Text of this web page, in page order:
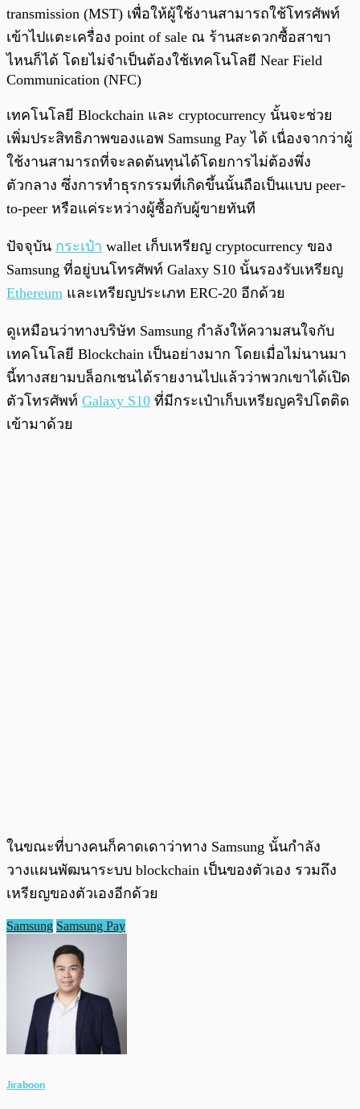
transmission (MST) เพื่อให้ผู้ใช้งานสามารถใช้โทรศัพท์
เข้าไปแตะเครื่อง point of sale ณ ร้านสะดวกซื้อสาขา
ไหนก็ได้ โดยไม่จำเป็นต้องใช้เทคโนโลยี Near Field
Communication (NFC)
เทคโนโลยี Blockchain และ cryptocurrency นั้นจะช่วย
เพิ่มประสิทธิภาพของแอพ Samsung Pay ได้ เนื่องจากว่าผู้
ใช้งานสามารถที่จะลดต้นทุนได้โดยการไม่ต้องพึ่ง
ตัวกลาง ซึ่งการทำธุรกรรมที่เกิดขึ้นนั้นถือเป็นแบบ peer-
to-peer หรือแค่ระหว่างผู้ซื้อกับผู้ขายทันที
ปัจจุบัน กระเป๋า wallet เก็บเหรียญ cryptocurrency ของ
Samsung ที่อยู่บนโทรศัพท์ Galaxy S10 นั้นรองรับเหรียญ
Ethereum และเหรียญประเภท ERC-20 อีกด้วย
ดูเหมือนว่าทางบริษัท Samsung กำลังให้ความสนใจกับ
เทคโนโลยี Blockchain เป็นอย่างมาก โดยเมื่อไม่นานมา
นี้ทางสยามบล็อกเชนได้รายงานไปแล้วว่าพวกเขาได้เปิด
ตัวโทรศัพท์ Galaxy S10 ที่มีกระเป๋าเก็บเหรียญคริปโตติด
เข้ามาด้วย
ในขณะที่บางคนก็คาดเดาว่าทาง Samsung นั้นกำลัง
วางแผนพัฒนาระบบ blockchain เป็นของตัวเอง รวมถึง
เหรียญของตัวเองอีกด้วย
Samsung Samsung Pay
Jiraboon